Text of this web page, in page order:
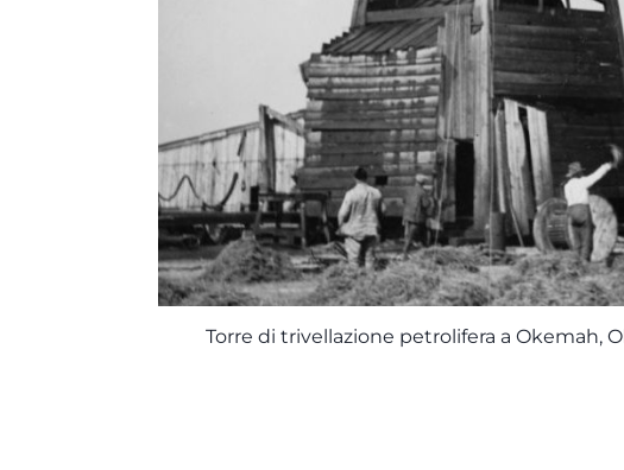
Torre di trivellazione petrolifera a Okemah,